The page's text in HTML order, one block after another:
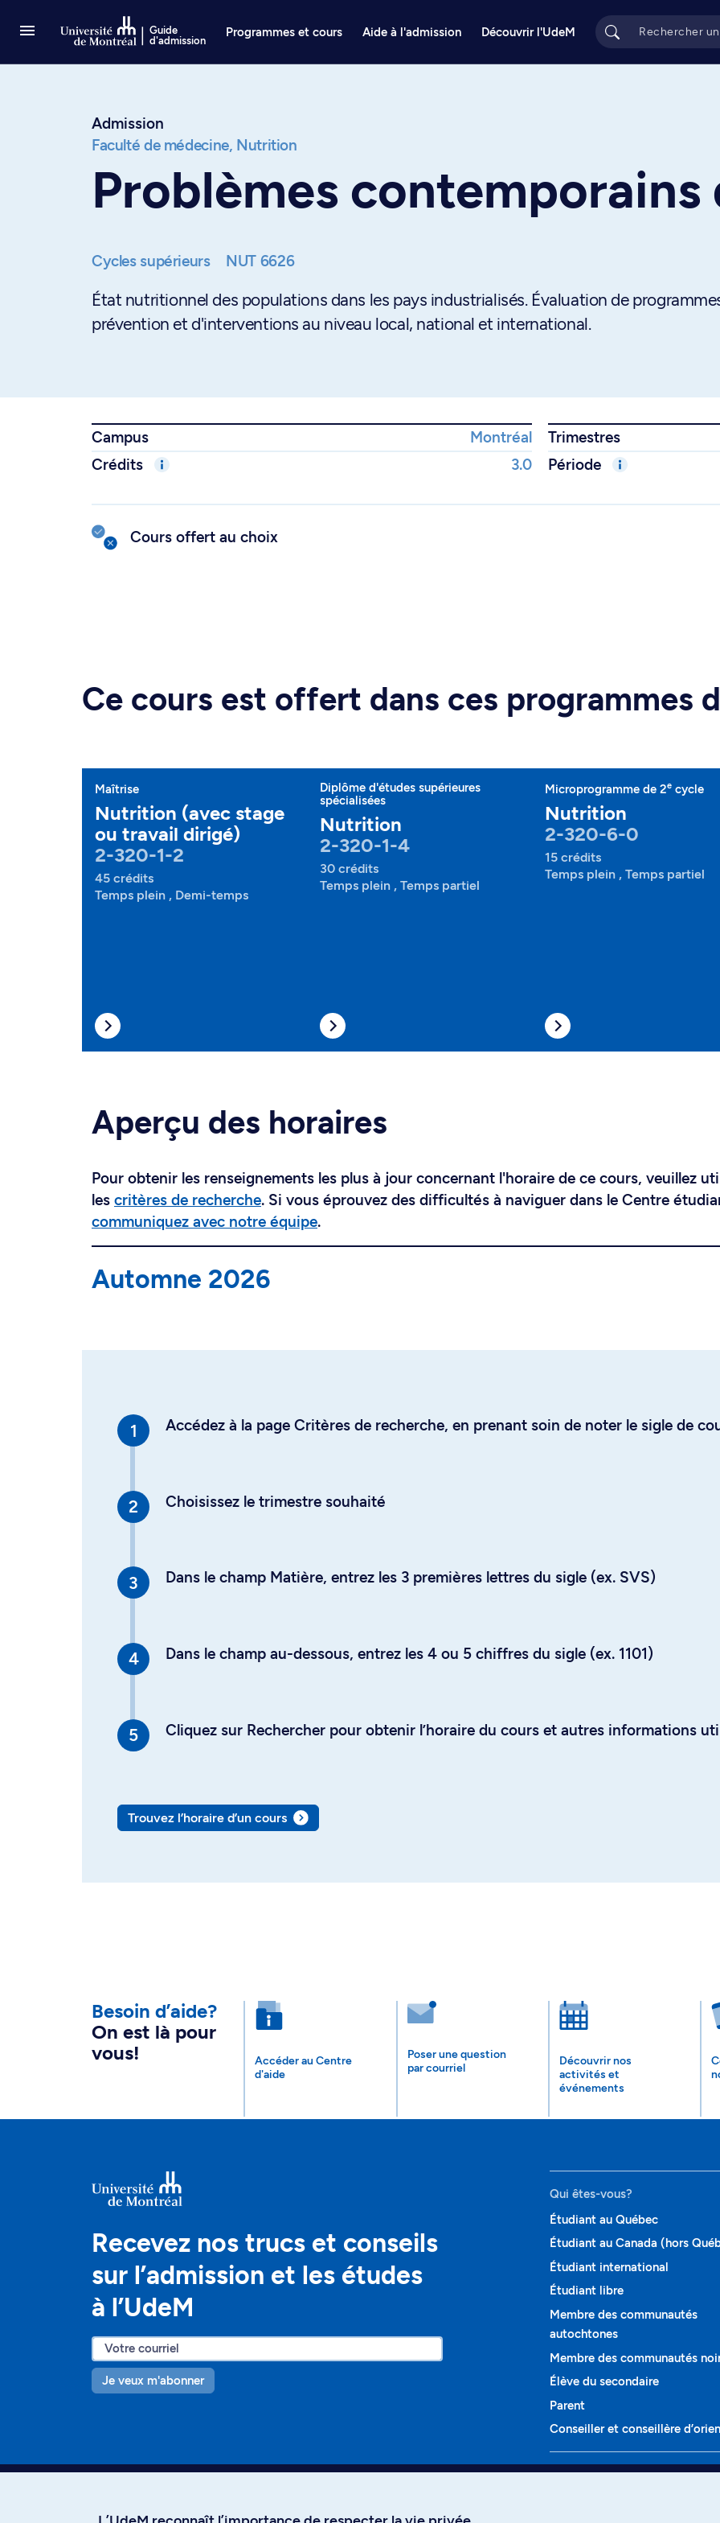
Guide
d'admission
Programmes et cours Aide à l'admission Découvrir l'UdeM
Admission
Faculté de médecine, Nutrition
Problèmes
Cycles supérieurs NUT 6626
État nutritionnel des populations dans les pays industrialisés. Évaluation de
prévention et d'interventions au niveau local, national et international.
Campus Montréal
Trimestres
Crédits
3.0 Période
Cours offert au choix
Ce cours est offert dans ces programmes
Maîtrise
Nutrition (avec stage
ou travail dirigé)
2-320-1-2
45 crédits
Temps plein , Demi-temps
Diplôme d'études supérieures
spécialisées
Nutrition
2-320-1-4
30 crédits
Temps plein , Temps partiel
Microprogramme de 2e cycle
Nutrition
2-320-6-0
15 crédits
Temps plein , Temps partiel
Aperçu des horaires
Pour obtenir les renseignements les plus à jour concernant l'horaire de ce cours, veuillez
les critères de recherche. Si vous éprouvez des difficultés à naviguer dans le Centre
communiquez avec notre équipe.
Automne 2026
Accédez à la page Critères de recherche, en prenant soin de noter le sigle de
Choisissez le trimestre souhaité
Dans le champ Matière, entrez les 3 premières lettres du sigle (ex. SVS)
Dans le champ au-dessous, entrez les 4 ou 5 chiffres du sigle (ex. 1101)
Cliquez sur Rechercher pour obtenir l’horaire du cours et autres informations
Trouvez l’horaire d’un cours
Besoin d’aide?
On est là pour
vous!
Accéder au Centre
d'aide
Poser une question
par courriel
Découvrir nos
activités et
événements
Recevez nos trucs et conseils
sur l’admission et les études
à l’UdeM
Je veux m'abonner
Qui êtes-vous?
Étudiant au Québec
Étudiant au Canada (hors
Étudiant international
Étudiant libre
Membre des communautés
autochtones
Membre des communautés
Élève du secondaire
Parent
Conseiller et conseillère
Programmes et cours